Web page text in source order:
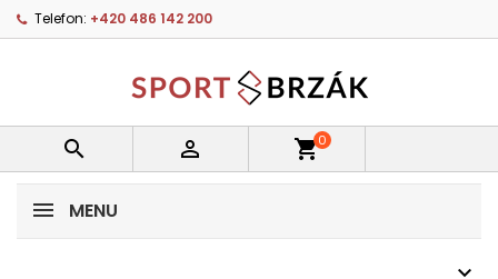
Telefon: +420 486 142 200
  shopping_cart0
MENU